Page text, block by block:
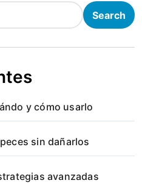
Search
y cómo usarlo
sin dañarlos
avanzadas